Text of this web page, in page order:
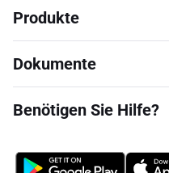
Produkte
Dokumente
Benötigen Sie Hilfe?